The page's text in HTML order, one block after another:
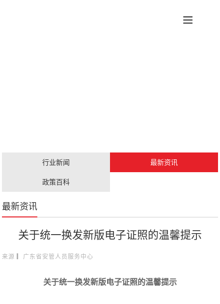
行业新闻 最新资讯
政策百科
最新资讯
关于统一换发新版电子证照的温馨提示
来源 ▎广东省安管人员服务中心
关于统一换发新版电子证照的温馨提示